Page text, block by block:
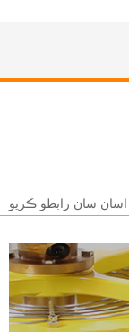
اسان سان رابطو ڪريو